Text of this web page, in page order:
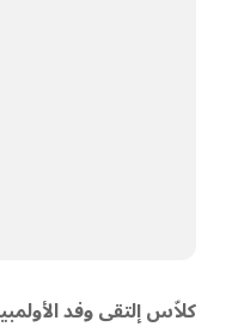
كلاّس إلتقى وفد